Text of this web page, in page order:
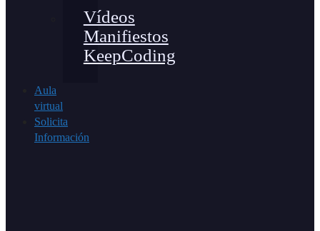
Vídeos
Manifiestos
KeepCoding
Aula
virtual
Solicita
Información